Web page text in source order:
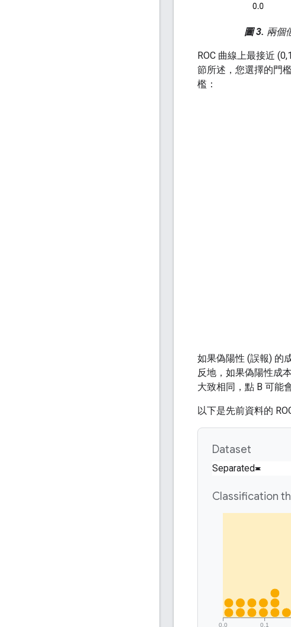
圖 3. 兩個
ROC 曲線上最接近
節所述，您選擇的門
檻：
如果偽陽性 (誤報) 的
反地，如果偽陽性成
大致相同，點 B 可能
以下是先前資料的